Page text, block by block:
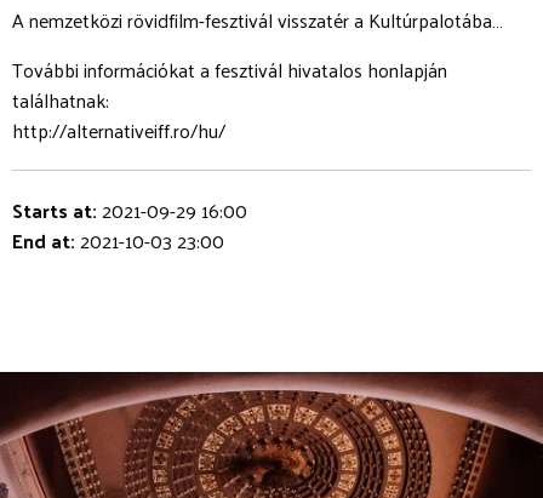
A nemzetközi rövidfilm-fesztivál visszatér a Kultúrpalotába…
További információkat a fesztivál hivatalos honlapján
találhatnak:
http://alternativeiff.ro/hu/
Starts at:2021-09-29 16:00
End at:2021-10-03 23:00